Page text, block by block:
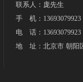
联系人：庞先生‬
手 机：13693079923
电 话：13693079923
地 址：北京市 朝阳